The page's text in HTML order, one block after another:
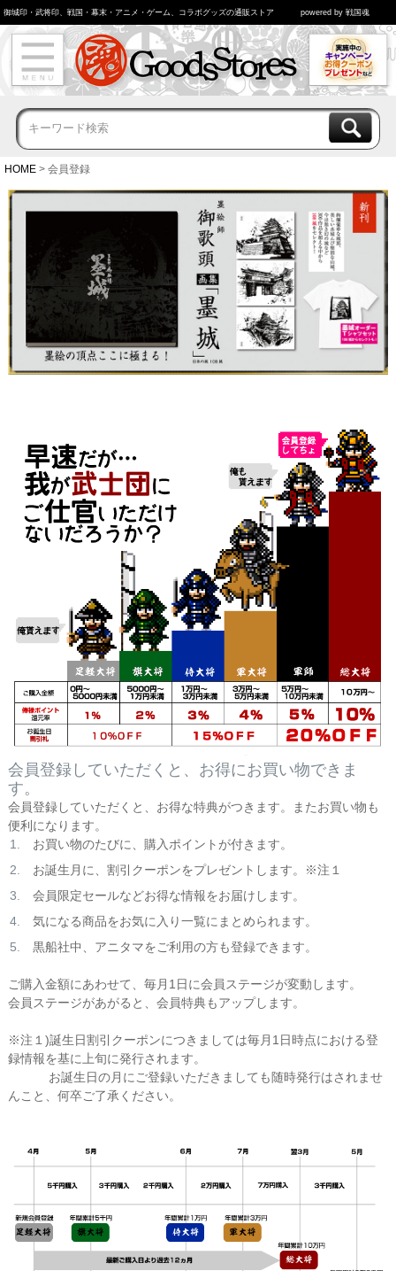
御城印・武将印、戦国・幕末・アニメ・ゲーム、コラボグッズの通販ストア powered by 戦国魂
HOME 会員登録
会員登録していただくと、お得にお買い物できま
す。
会員登録していただくと、お得な特典がつきます。またお買い物も
便利になります。
お買い物のたびに、購入ポイントが付きます。
お誕生月に、割引クーポンをプレゼントします。※注１
会員限定セールなどお得な情報をお届けします。
気になる商品をお気に入り一覧にまとめられます。
黒船社中、アニタマをご利用の方も登録できます。
ご購入金額にあわせて、毎月1日に会員ステージが変動します。
会員ステージがあがると、会員特典もアップします。
※注１)誕生日割引クーポンにつきましては毎月1日時点における登
録情報を基に上旬に発行されます。
お誕生日の月にご登録いただきましても随時発行はされませ
んこと、何卒ご了承ください。